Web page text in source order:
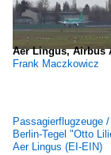
Aer Lingus, Airbus
Frank Maczkowicz
Passagierflugzeuge
Berlin-Tegel "Otto
Aer Lingus (EI-EIN)